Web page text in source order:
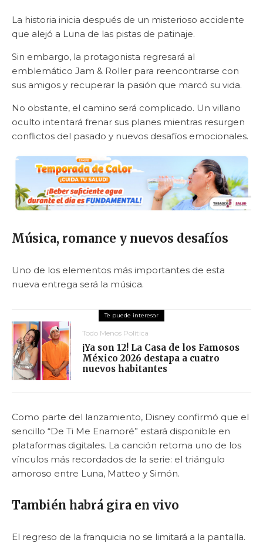
La historia inicia después de un misterioso accidente
que alejó a Luna de las pistas de patinaje.
Sin embargo, la protagonista regresará al
emblemático Jam & Roller para reencontrarse con
sus amigos y recuperar la pasión que marcó su vida.
No obstante, el camino será complicado. Un villano
oculto intentará frenar sus planes mientras resurgen
conflictos del pasado y nuevos desafíos emocionales.
Música, romance y nuevos desafíos
Uno de los elementos más importantes de esta
nueva entrega será la música.
Todo Menos Política
¡Ya son 12! La Casa de los Famosos
México 2026 destapa a cuatro
nuevos habitantes
Como parte del lanzamiento, Disney confirmó que el
sencillo “De Ti Me Enamoré” estará disponible en
plataformas digitales. La canción retoma uno de los
vínculos más recordados de la serie: el triángulo
amoroso entre Luna, Matteo y Simón.
También habrá gira en vivo
El regreso de la franquicia no se limitará a la pantalla.